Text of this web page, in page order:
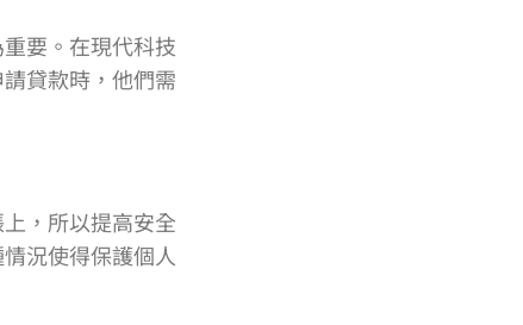
要。在現代科技
貸款時，他們需
，所以提高安全
況使得保護個人